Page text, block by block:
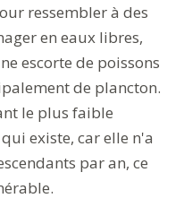
ressembler à des
en eaux libres,
escorte de poissons
de plancton.
le plus faible
existe, car elle n'a
par an, ce